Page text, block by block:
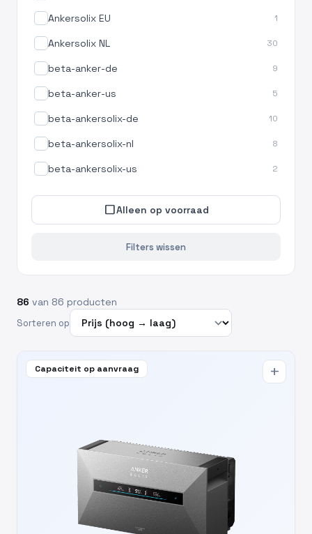
Ankersolix EU 1
Ankersolix NL 30
beta-anker-de 9
beta-anker-us 5
beta-ankersolix-de 10
beta-ankersolix-nl 8
beta-ankersolix-us 2
check_box_outline_blankAlleen op voorraad
Filters wissen
86 van 86 producten
Sorteren op
Capaciteit op aanvraag add